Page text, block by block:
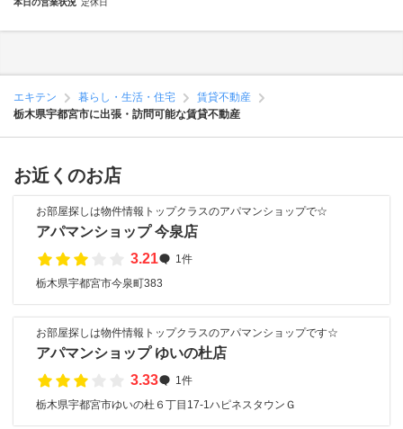
本日の営業状況 定休日
エキテン 暮らし・生活・住宅
賃貸不動産
栃木県宇都宮市に出張・訪問可能な賃貸不動産
お近くのお店
お部屋探しは物件情報トップクラスのアパマンショップで☆
アパマンショップ 今泉店
3.21
1件
栃木県宇都宮市今泉町383
お部屋探しは物件情報トップクラスのアパマンショップです☆
アパマンショップ ゆいの杜店
3.33
1件
栃木県宇都宮市ゆいの杜６丁目17-1ハピネスタウンＧ